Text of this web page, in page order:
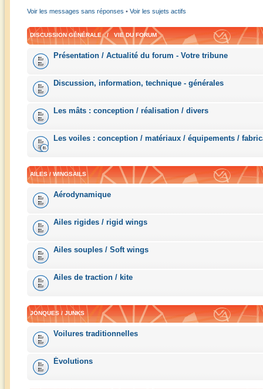
Voir les messages sans réponses • Voir les sujets actifs
DISCUSSION GÉNÉRALE / VIE DU FORUM
Présentation / Actualité du forum - Votre tribune
Discussion, information, technique - générales
Les mâts : conception / réalisation / divers
Les voiles : conception / matériaux / équipements /
AILES / WINGSAILS
Aérodynamique
Ailes rigides / rigid wings
Ailes souples / Soft wings
Ailes de traction / kite
JONQUES / JUNKS
Voilures traditionnelles
Évolutions